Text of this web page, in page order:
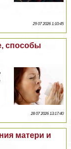
29 07 2026 1:10:45
способы
28 07 2026 13:17:40
матери и